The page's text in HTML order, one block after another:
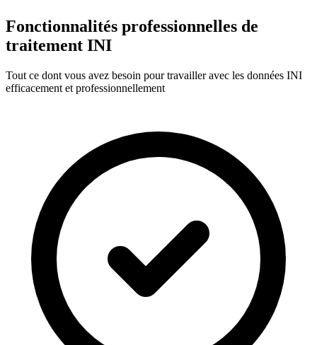
Fonctionnalités professionnelles de
traitement INI
Tout ce dont vous avez besoin pour travailler avec les données INI
efficacement et professionnellement